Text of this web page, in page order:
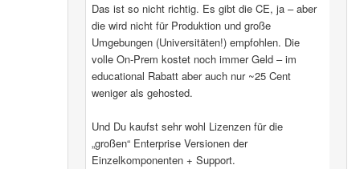
Das ist so nicht richtig. Es gibt die CE, ja – aber
die wird nicht für Produktion und große
Umgebungen (Universitäten!) empfohlen. Die
volle On-Prem kostet noch immer Geld – im
educational Rabatt aber auch nur ~25 Cent
weniger als gehosted.
Und Du kaufst sehr wohl Lizenzen für die
„großen“ Enterprise Versionen der
Einzelkomponenten + Support.